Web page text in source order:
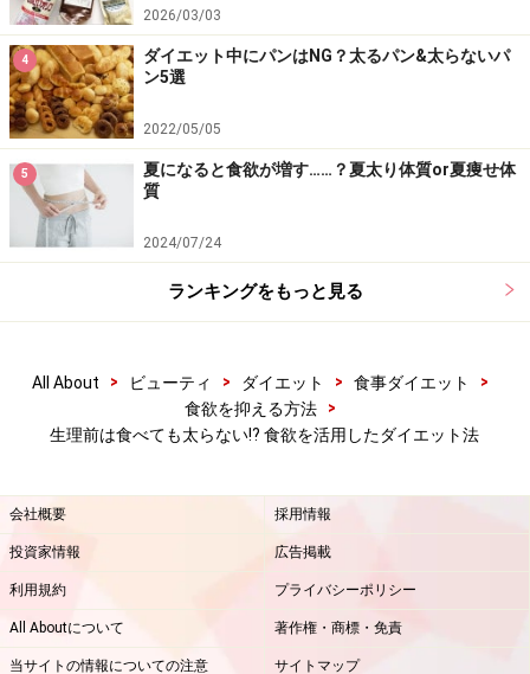
てください。ただし、ストイックに長期間にわたって行
うと体の冷えを招き、かえって痩せ体質から遠ざかるこ
ともあるので注意しましょう。
生理前の食欲と上手に付き合うようになったことで、食
欲を我慢していた頃よりも減量がスムーズに進んだとい
う女性はたくさんいます。食べないことばかりが正しい
ダイエットではありません。体の声に耳を傾けて体が欲
しているものを補給しつつ、心身ともにスッキリする生
けることが、女性のダイエットを成功させる秘訣です。
生理中ダイエットを成功させる方法！やせる食事＆エク
2026/03/03
4
ダイエット中にパンはNG？太るパン&太らないパ
ン5選
2022/05/05
5
夏になると食欲が増す……？夏太り体質or夏痩せ体
質
2024/07/24
ランキングをもっと見る
All About > ビューティ > ダイエット > 食事ダイエット
>
食欲を抑える方法
>
生理前は食べても太らない⁉ 食欲を活用したダイエット法
会社概要 採用情報
投資家情報 広告掲載
利用規約 プライバシーポリシー
All Aboutについて 著作権・商標・免責
当サイトの情報についての注意 サイトマップ